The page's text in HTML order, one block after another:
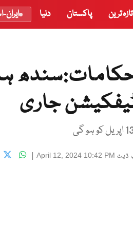
تازہ ترین پاکستان دنیا
جاری
ڈیٹ April 12, 2024 10:42 PM
|